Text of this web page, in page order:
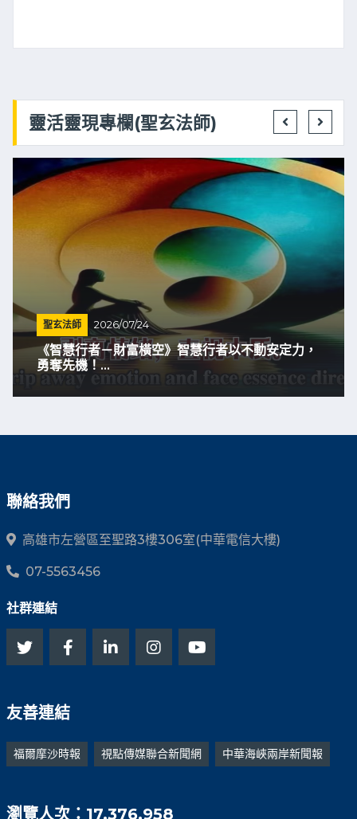
靈活靈現專欄(聖玄法師)
聖玄法師 2026/07/24
《智慧行者－財富橫空》智慧行者以不動安定力，
勇奪先機！...
聯絡我們
高雄市左營區至聖路3樓306室(中華電信大樓)
07-5563456
社群連結
友善連結
福爾摩沙時報 視點傳媒聯合新聞網 中華海峽兩岸新聞報
瀏覽人次：17,376,958